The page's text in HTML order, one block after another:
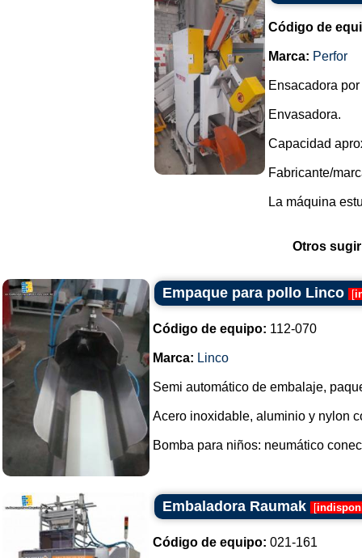
Código de
Marca: Perfor
Ensacadora
Envasadora.
Capacidad
Fabricante/
La máquina
Otros
Empaque para pollo Linco [
Código de equipo: 112-070
Marca: Linco
Semi automático de embalaje,
Acero inoxidable, aluminio y nylon
Bomba para niños: neumático
Embaladora Raumak [
Código de equipo: 021-161